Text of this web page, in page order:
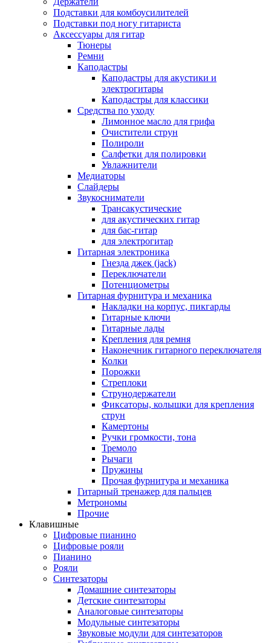
Подставки для комбоусилителей
Подставки под ногу гитариста
Аксессуары для гитар
Тюнеры
Ремни
Каподастры
Каподастры для акустики и
электрогитары
Каподастры для классики
Средства по уходу
Лимонное масло для грифа
Очистители струн
Полироли
Салфетки для полировки
Увлажнители
Медиаторы
Слайдеры
Звукосниматели
Трансакустические
для акустических гитар
для бас-гитар
для электрогитар
Гитарная электроника
Гнезда джек (jack)
Переключатели
Потенциометры
Гитарная фурнитура и механика
Накладки на корпус, пикгарды
Гитарные ключи
Гитарные лады
Крепления для ремня
Наконечник гитарного переключателя
Колки
Порожки
Стреплоки
Струнодержатели
Фиксаторы, колышки для крепления
струн
Камертоны
Ручки громкости, тона
Тремоло
Рычаги
Пружины
Прочая фурнитура и механика
Гитарный тренажер для пальцев
Метрономы
Прочие
Клавишные
Цифровые пианино
Цифровые рояли
Пианино
Рояли
Синтезаторы
Домашние синтезаторы
Детские синтезаторы
Аналоговые синтезаторы
Модульные синтезаторы
Звуковые модули для синтезаторов